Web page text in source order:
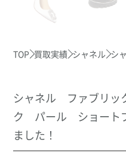
TOP 買取実績 シャネル シ
シャネル ファブリ
ク パール ショート
ました！